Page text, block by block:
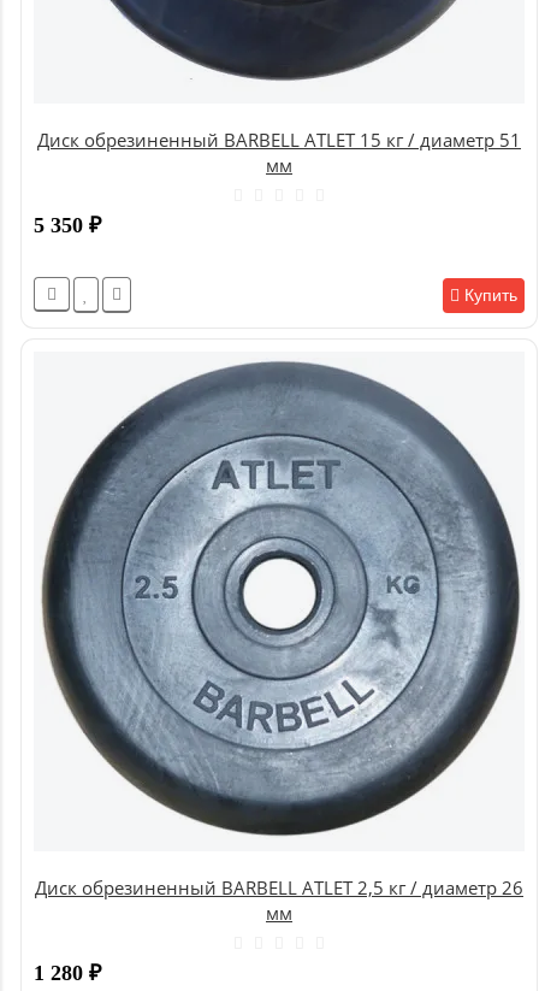
Диск обрезиненный BARBELL ATLET 15 кг / диаметр 51
мм
5 350 ₽
Купить
Диск обрезиненный BARBELL ATLET 2,5 кг / диаметр 26
мм
1 280 ₽